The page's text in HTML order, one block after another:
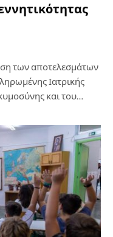
των αποτελεσμάτων
Ιατρικής
και του…